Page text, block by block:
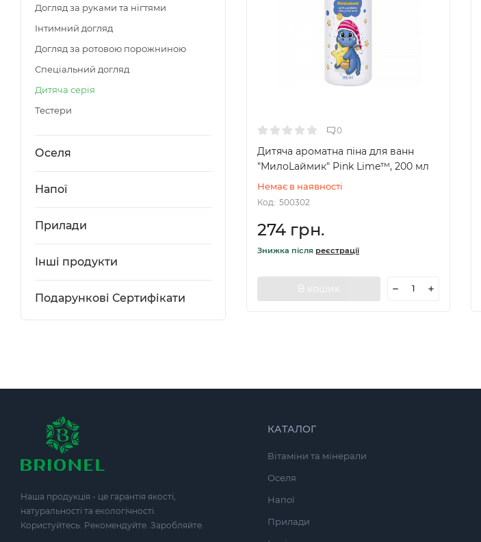
Догляд за руками та нігтями
Інтимний догляд
Догляд за ротовою порожниною
Спеціальний догляд
Дитяча серія
Тестери
Оселя
Напої
Прилади
Інші продукти
Подарункові Сертифікати
0
Дитяча ароматна піна для ванн
"МилоLаймик" Pink Lime™, 200 мл
Немає в наявності
Код: 500302
274 грн.
Знижка після реєстрації
В кошик
Наша продукція - це гарантія якості,
натуральності та екологічності.
Користуйтесь. Рекомендуйте. Заробляйте.
КАТАЛОГ
Вітаміни та мінерали
Оселя
Напої
Прилади